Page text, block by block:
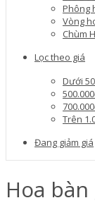
Phông
Vòng
Chùm
Lọc theo giá
Dưới
Trên
Đang giảm giá
Hoa